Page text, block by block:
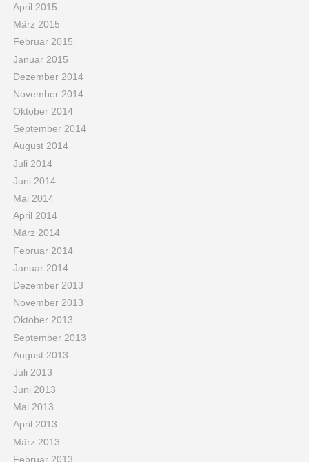
April 2015
März 2015
Februar 2015
Januar 2015
Dezember 2014
November 2014
Oktober 2014
September 2014
August 2014
Juli 2014
Juni 2014
Mai 2014
April 2014
März 2014
Februar 2014
Januar 2014
Dezember 2013
November 2013
Oktober 2013
September 2013
August 2013
Juli 2013
Juni 2013
Mai 2013
April 2013
März 2013
Februar 2013